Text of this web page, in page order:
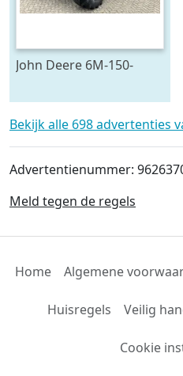
John Deere 6M-150-
Bekijk alle 698 advertenties
Advertentienummer:
Meld tegen de regels
Home Algemene
Huisregels Veilig
Cookie